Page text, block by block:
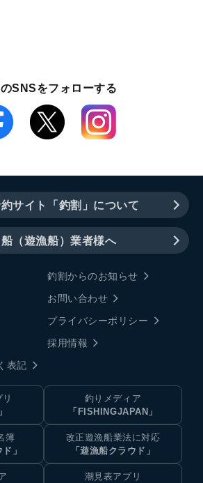
SNSをフォローする
サイト「釣割」について
（遊漁船）業者様へ
釣割からのお知らせ
お問い合わせ
プライバシーポリシー
採用情報
表記
釣りメディア
「FISHINGJAPAN」
簿
」
改正遊漁船業法に対応
「遊漁船クラウド」
潮見表アプリ